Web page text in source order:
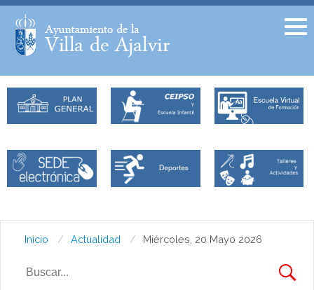
Facebook
Inicio Actualidad Miércoles, 20 Mayo 2026